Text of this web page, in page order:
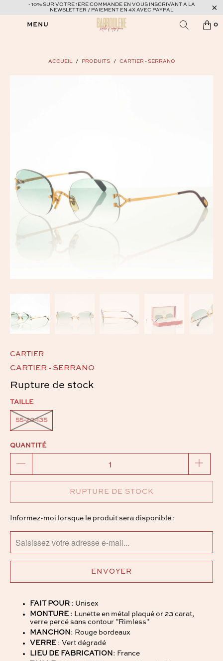
- 10% SUR VOTRE 1ERE COMMANDE EN VOUS INSCRIVANT A LA
NEWSLETTER / PAIEMENT EN 4X AVEC PAYPAL
MENU 0
ACCUEIL / PRODUITS / CARTIER - SERRANO
CARTIER
CARTIER - SERRANO
Rupture de stock
TAILLE
55-20-135
QUANTITÉ
RUPTURE DE STOCK
TRANSLATION
FR.PRODUCTS.NOTIFY_FORM.DESCRIPTION:
Informez-moi lorsque le produit sera disponible :
FAIT POUR : Unisex
MONTURE : Lunette en métal plaqué or 23 carat,
verre percé sans contour "Rimless"
MANCHON : Rouge bordeaux
VERRE : Vert dégradé
LIEU DE FABRICATION : France